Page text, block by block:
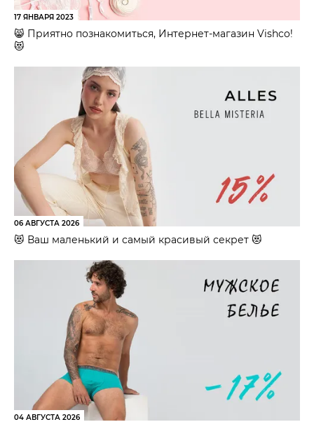
17 ЯНВАРЯ 2023
😸 Приятно познакомиться, Интернет-магазин Vishco!
😻
06 АВГУСТА 2026
😻 Ваш маленький и самый красивый секрет 😻
04 АВГУСТА 2026